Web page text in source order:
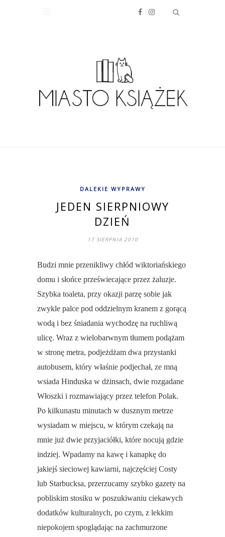
DALEKIE WYPRAWY
JEDEN SIERPNIOWY
DZIEŃ
17 SIERPNIA 2010
Budzi mnie przenikliwy chłód wiktoriańskiego
domu i słońce przeświecające przez żaluzje.
Szybka toaleta, przy okazji parzę sobie jak
zwykle palce pod oddzielnym kranem z gorącą
wodą i bez śniadania wychodzę na ruchliwą
ulicę. Wraz z wielobarwnym tłumem podążam
w stronę metra, podjeżdżam dwa przystanki
autobusem, który właśnie podjechał, ze mną
wsiada Hinduska w dżinsach, dwie rozgadane
Włoszki i rozmawiający przez telefon Polak.
Po kilkunastu minutach w dusznym metrze
wysiadam w miejscu, w którym czekają na
mnie już dwie przyjaciółki, które nocują gdzie
indziej. Wpadamy na kawę i kanapkę do
jakiejś sieciowej kawiarni, najczęściej Costy
lub Starbucksa, przerzucamy szybko gazety na
pobliskim stosiku w poszukiwaniu ciekawych
dodatków kulturalnych, po czym, z lekkim
niepokojem spoglądając na zachmurzone